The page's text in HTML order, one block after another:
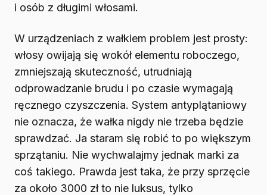
i osób z długimi włosami.
W urządzeniach z wałkiem problem jest prosty:
włosy owijają się wokół elementu roboczego,
zmniejszają skuteczność, utrudniają
odprowadzanie brudu i po czasie wymagają
ręcznego czyszczenia. System antyplątaniowy
nie oznacza, że wałka nigdy nie trzeba będzie
sprawdzać. Ja staram się robić to po większym
sprzątaniu. Nie wychwalajmy jednak marki za
coś takiego. Prawda jest taka, że przy sprzęcie
za około 3000 zł to nie luksus, tylko